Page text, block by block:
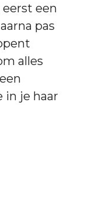
een
pas
alles
in je haar